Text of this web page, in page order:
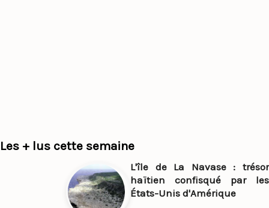
Les + lus cette semaine
L'île de La Navase : trésor
haïtien confisqué par les
États-Unis d'Amérique